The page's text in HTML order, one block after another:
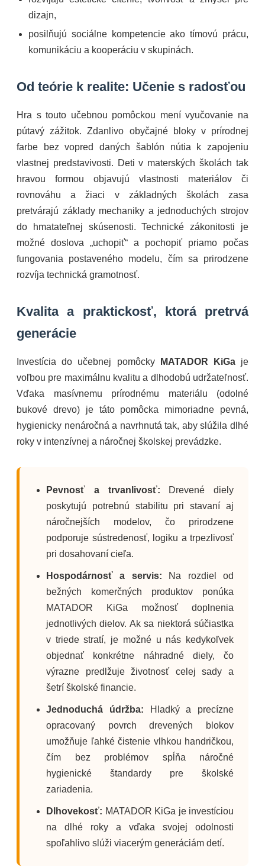
dizajn,
posilňujú sociálne kompetencie ako tímovú prácu,
komunikáciu a kooperáciu v skupinách.
Od teórie k realite: Učenie s radosťou
Hra s touto učebnou pomôckou mení vyučovanie na
pútavý zážitok. Zdanlivo obyčajné bloky v prírodnej
farbe bez vopred daných šablón nútia k zapojeniu
vlastnej predstavivosti. Deti v materských školách tak
hravou formou objavujú vlastnosti materiálov či
rovnováhu a žiaci v základných školách zasa
pretvárajú základy mechaniky a jednoduchých strojov
do hmatateľnej skúsenosti. Technické zákonitosti je
možné doslova „uchopiť“ a pochopiť priamo počas
fungovania postaveného modelu, čím sa prirodzene
rozvíja technická gramotnosť.
Kvalita a praktickosť, ktorá pretrvá
generácie
Investícia do učebnej pomôcky MATADOR KiGaje
voľbou pre maximálnu kvalitu a dlhodobú udržateľnosť.
Vďaka masívnemu prírodnému materiálu (odolné
bukové drevo) je táto pomôcka mimoriadne pevná,
hygienicky nenáročná a navrhnutá tak, aby slúžila dlhé
roky v intenzívnej a náročnej školskej prevádzke.
Pevnosť a trvanlivosť: Drevené diely
poskytujú potrebnú stabilitu pri stavaní aj
náročnejších modelov, čo prirodzene
podporuje sústredenosť, logiku a trpezlivosť
pri dosahovaní cieľa.
Hospodárnosť a servis: Na rozdiel od
bežných komerčných produktov ponúka
MATADOR KiGa možnosť doplnenia
jednotlivých dielov. Ak sa niektorá súčiastka
v triede stratí, je možné u nás kedykoľvek
objednať konkrétne náhradné diely, čo
výrazne predlžuje životnosť celej sady a
šetrí školské financie.
Jednoduchá údržba: Hladký a precízne
opracovaný povrch drevených blokov
umožňuje ľahké čistenie vlhkou handričkou,
čím bez problémov spĺňa náročné
hygienické štandardy pre školské
zariadenia.
Dlhovekosť: MATADOR KiGa je investíciou
na dlhé roky a vďaka svojej odolnosti
spoľahlivo slúži viacerým generáciám detí.